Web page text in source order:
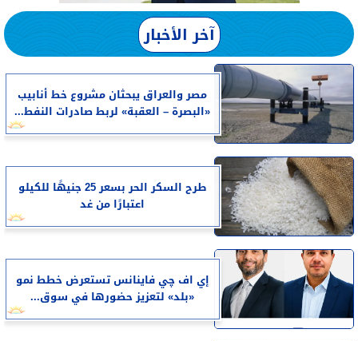
آخر الأخبار
مصر والعراق يبحثان مشروع خط أنابيب
«البصرة – العقبة» لربط صادرات النفط...
طرح السكر الحر بسعر 25 جنيهًا للكيلو
اعتبارًا من غد
إي اف چي فاينانس تستعرض خطط نمو
«بلد» لتعزيز حضورها في سوق...